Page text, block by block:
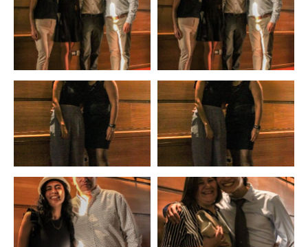
Zoom
Zoom Zoom